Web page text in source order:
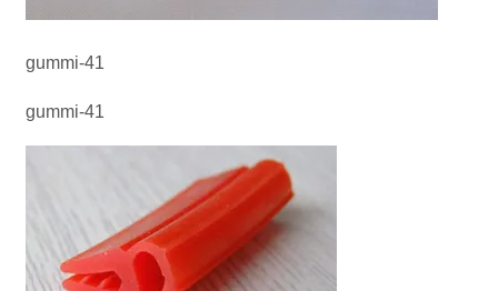
gummi-41
gummi-41